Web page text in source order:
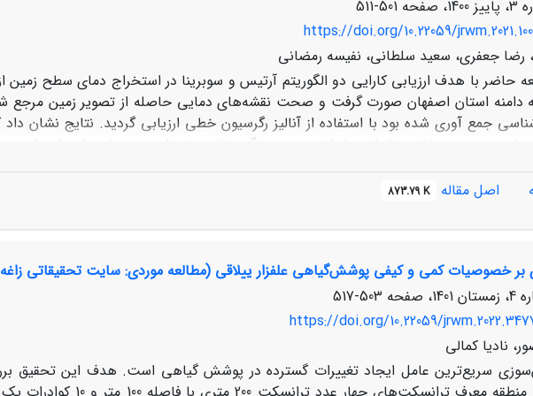
501-511
https://doi.org/10.22059/
رضا جعفری، سعید سلطانی، نفیسه رمضانی
جمع آوری شده بود با استفاده از آنالیز رگرسیون خطی ارزیابی گردید. نتایج نشان داد
سوبرینا کارایی بهتری را نشان داد. این الگوریتم بیش از 72% از تغییرات
دمایی بدست آمده از داده‌های سنجش از دور با پوشش وسیع مکانی خود می‌تواند نقش
اصل مقاله 873.79 K
خصوصیات کمی و کیفی پوشش‌گیاهی علفزار ییلاقی (مطالعه موردی: سایت تحقیقاتی
503-517
https://doi.org/10.22059/
نادیا کمالی
سریع‌ترین عامل ایجاد تغییرات گسترده در پوشش گیاهی است. هدف این تحقیق